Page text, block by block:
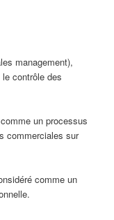
management),
contrôle des
un processus
commerciales sur
comme un